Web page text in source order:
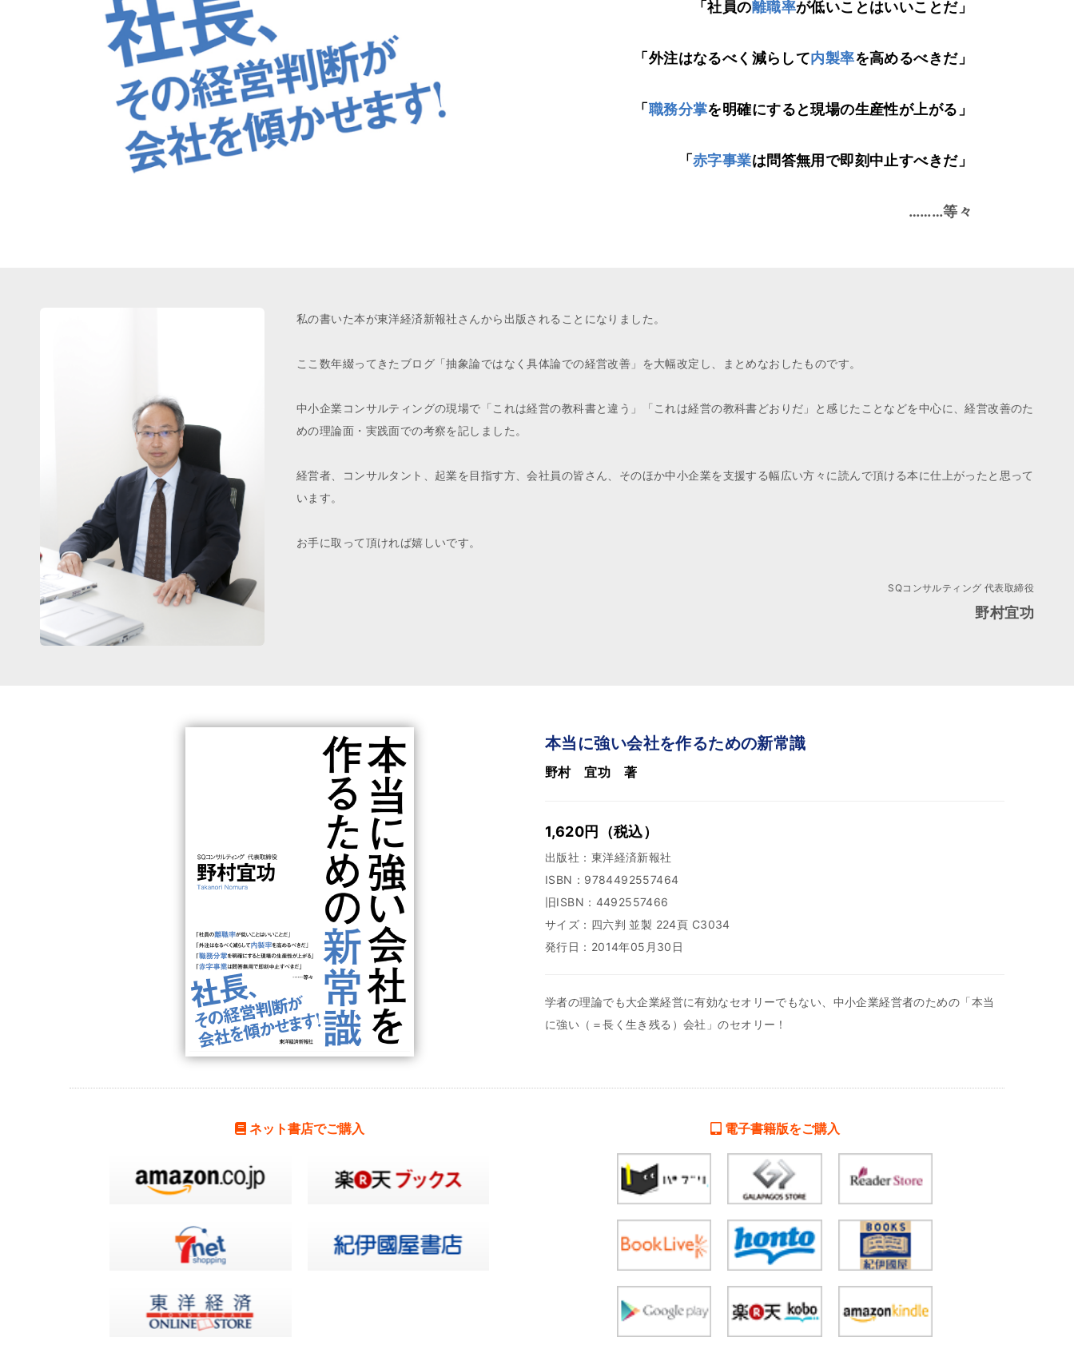
「社員の離職率が低いことはいいことだ」
「外注はなるべく減らして内製率を高めるべきだ」
「 職務分掌を明確にすると現場の生産性が上がる」
「 赤字事業は問答無用で即刻中止すべきだ」
………等々
私の書いた本が東洋経済新報社さんから出版されることになりました。
ここ数年綴ってきたブログ「抽象論ではなく具体論での経営改善」を大幅改定し、まとめなおしたものです。
中小企業コンサルティングの現場で「これは経営の教科書と違う」「これは経営の教科書どおりだ」と感じたことなどを中心に、経営改善のた
めの理論面・実践面での考察を記しました。
経営者、コンサルタント、起業を目指す方、会社員の皆さん、そのほか中小企業を支援する幅広い方々に読んで頂ける本に仕上がったと思って
います。
お手に取って頂ければ嬉しいです。
SQコンサルティング 代表取締役
野村宜功
本当に強い会社を作るための新常識
野村 宜功 著
1,620円 （税込）
出版社：東洋経済新報社
ISBN：9784492557464
旧ISBN：4492557466
サイズ：四六判 並製 224頁 C3034
発行日：2014年05月30日
学者の理論でも大企業経営に有効なセオリーでもない、中小企業経営者のための「本当
に強い（＝長く生き残る）会社」のセオリー！
ネット書店でご購入 電子書籍版をご購入